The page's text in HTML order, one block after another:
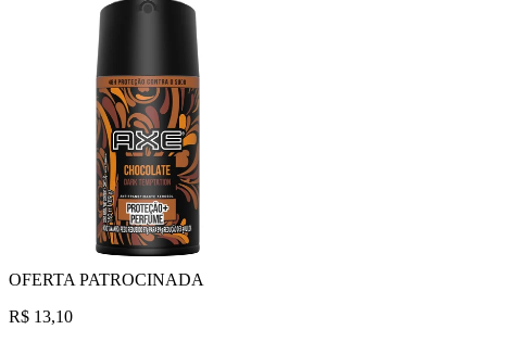
OFERTA PATROCINADA
R$ 13,10